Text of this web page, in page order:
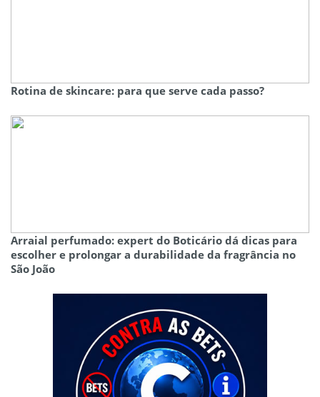
Rotina de skincare: para que serve cada passo?
Arraial perfumado: expert do Boticário dá dicas para
escolher e prolongar a durabilidade da fragrância no
São João